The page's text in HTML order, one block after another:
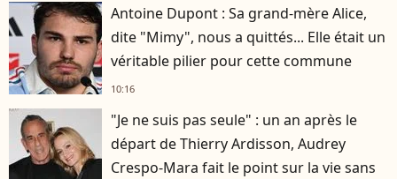
Antoine Dupont : Sa grand-mère Alice,
dite "Mimy", nous a quittés... Elle était un
véritable pilier pour cette commune
10:16
"Je ne suis pas seule" : un an après le
départ de Thierry Ardisson, Audrey
Crespo-Mara fait le point sur la vie sans